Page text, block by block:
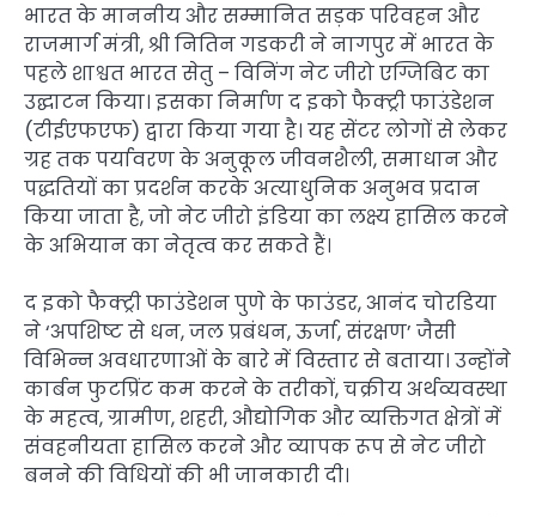
भारत के माननीय और सम्मानित सड़क परिवहन और
राजमार्ग मंत्री, श्री नितिन गडकरी ने नागपुर में भारत के
पहले शाश्वत भारत सेतु – विनिंग नेट जीरो एग्जिबिट का
उद्घाटन किया। इसका निर्माण द इको फैक्ट्री फाउंडेशन
(टीईएफएफ) द्वारा किया गया है। यह सेंटर लोगों से लेकर
ग्रह तक पर्यावरण के अनुकूल जीवनशैली, समाधान और
पद्धतियों का प्रदर्शन करके अत्याधुनिक अनुभव प्रदान
किया जाता है, जो नेट जीरो इंडिया का लक्ष्य हासिल करने
के अभियान का नेतृत्व कर सकते हैं।
द इको फैक्ट्री फाउंडेशन पुणे के फाउंडर, आनंद चोरडिया
ने ‘अपशिष्ट से धन, जल प्रबंधन, ऊर्जा, संरक्षण’ जैसी
विभिन्न अवधारणाओं के बारे में विस्तार से बताया। उन्होंने
कार्बन फुटप्रिंट कम करने के तरीकों, चक्रीय अर्थव्यवस्था
के महत्व, ग्रामीण, शहरी, औद्योगिक और व्यक्तिगत क्षेत्रों में
संवहनीयता हासिल करने और व्यापक रूप से नेट जीरो
बनने की विधियों की भी जानकारी दी।